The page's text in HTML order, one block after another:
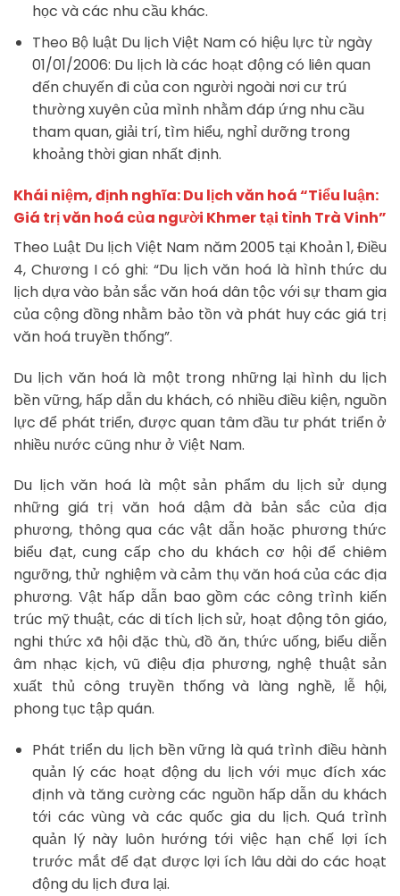
học và các nhu cầu khác.
Theo Bộ luật Du lịch Việt Nam có hiệu lực từ ngày
01/01/2006: Du lịch là các hoạt động có liên quan
đến chuyến đi của con người ngoài nơi cư trú
thường xuyên của mình nhằm đáp ứng nhu cầu
tham quan, giải trí, tìm hiểu, nghỉ dưỡng trong
khoảng thời gian nhất định.
Khái niệm, định nghĩa:Du lịch văn hoá“Tiểu luận:
Giá trị văn hoá của người Khmer tại tỉnh Trà Vinh”
Theo Luật Du lịch Việt Nam năm 2005 tại Khoản 1, Điều
4, Chương I có ghi: “Du lịch văn hoá là hình thức du
lịch dựa vào bản sắc văn hoá dân tộc với sự tham gia
của cộng đồng nhằm bảo tồn và phát huy các giá trị
văn hoá truyền thống”.
Du lịch văn hoá là một trong những lại hình du lịch
bền vững, hấp dẫn du khách, có nhiều điều kiện, nguồn
lực để phát triển, được quan tâm đầu tư phát triển ở
nhiều nước cũng như ở Việt Nam.
Du lịch văn hoá là một sản phẩm du lịch sử dụng
những giá trị văn hoá dậm đà bản sắc của địa
phương, thông qua các vật dẫn hoặc phương thức
biểu đạt, cung cấp cho du khách cơ hội để chiêm
ngưỡng, thử nghiệm và cảm thụ văn hoá của các địa
phương. Vật hấp dẫn bao gồm các công trình kiến
trúc mỹ thuật, các di tích lịch sử, hoạt động tôn giáo,
nghi thức xã hội đặc thù, đồ ăn, thức uống, biểu diễn
âm nhạc kịch, vũ điệu địa phương, nghệ thuật sản
xuất thủ công truyền thống và làng nghề, lễ hội,
phong tục tập quán.
Phát triển du lịch bền vững là quá trình điều hành
quản lý các hoạt động du lịch với mục đích xác
định và tăng cường các nguồn hấp dẫn du khách
tới các vùng và các quốc gia du lịch. Quá trình
quản lý này luôn hướng tới việc hạn chế lợi ích
trước mắt để đạt được lợi ích lâu dài do các hoạt
động du lịch đưa lại.